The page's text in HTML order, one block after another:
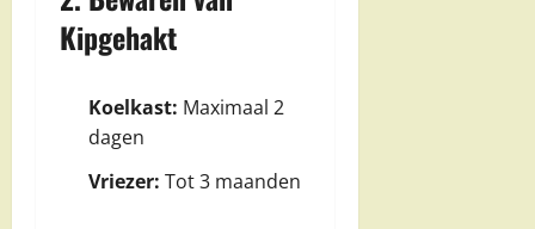
Kipgehakt
Koelkast: Maximaal 2
dagen
Vriezer: Tot 3 maanden